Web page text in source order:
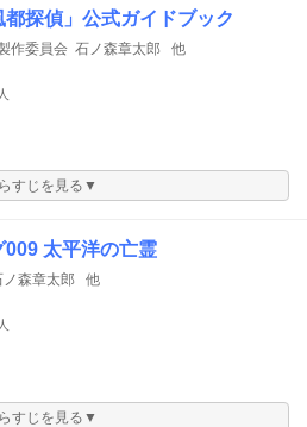
都探偵」公式ガイドブック
作委員会 石ノ森章太郎 他
すじを見る▼
009 太平洋の亡霊
ノ森章太郎 他
すじを見る▼